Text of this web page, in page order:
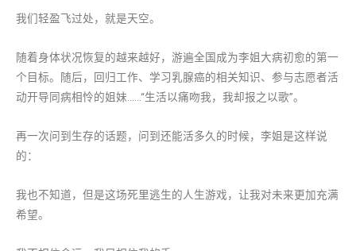
我们轻盈飞过处，就是天空。
随着身体状况恢复的越来越好，游遍全国成为李姐大病初愈的第一
个目标。随后，回归工作、学习乳腺癌的相关知识、参与志愿者活
动开导同病相怜的姐妹……“生活以痛吻我，我却报之以歌”。
再一次问到生存的话题，问到还能活多久的时候，李姐是这样说
的：
我也不知道，但是这场死里逃生的人生游戏，让我对未来更加充满
希望。